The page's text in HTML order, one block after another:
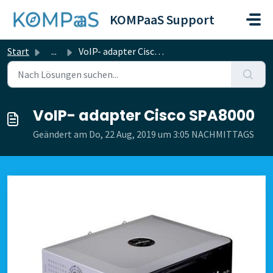
KOMPaaS Support
Start ... VoIP- adapter Cisco SPA8000
VoIP- adapter Cisco SPA8000
Geändert am Do, 22 Aug, 2019 um 3:05 NACHMITTAGS